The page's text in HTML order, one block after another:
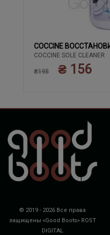
COCCINE
COCCINE SOLE CLEANER
₴195 ₴ 156
© 2019 - 2026 Все права
защищены «Good Boots» ROST
DIGITAL